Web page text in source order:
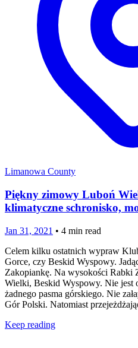
Limanowa County
Piękny zimowy Luboń
klimatyczne schronisko,
Jan 31, 2021 • 4 min read
Celem kilku ostatnich wypraw
Gorce, czy Beskid Wyspowy.
Zakopiankę. Na wysokości
Wielki, Beskid Wyspowy. Nie jest
żadnego pasma górskiego. Nie
Gór Polski. Natomiast
Keep reading